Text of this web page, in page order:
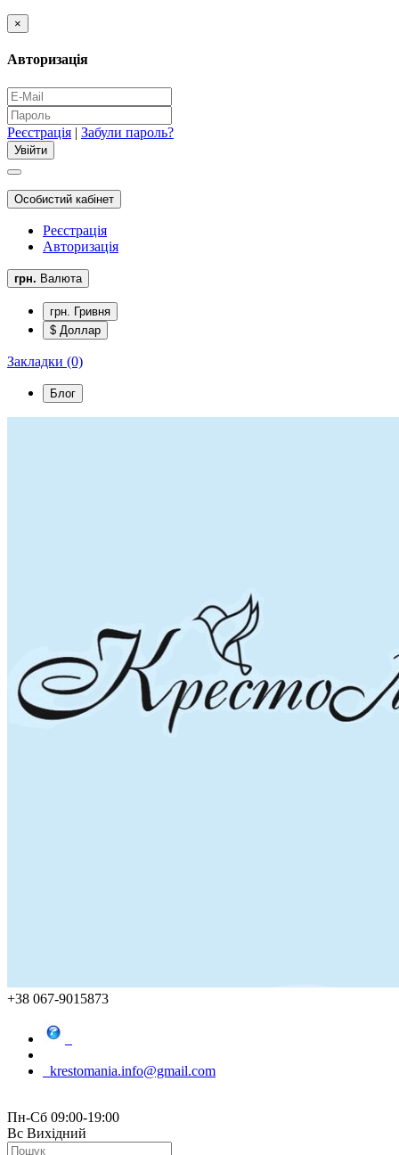
×
Авторизація
Реєстрація | Забули пароль?
Особистий кабінет
Реєстрація
Авторизація
грн. Валюта
грн. Гривня
$ Доллар
Закладки (0)
Блог
+38 067-9015873
krestomania.info@gmail.com
Пн-Сб 09:00-19:00
Вс Вихідний